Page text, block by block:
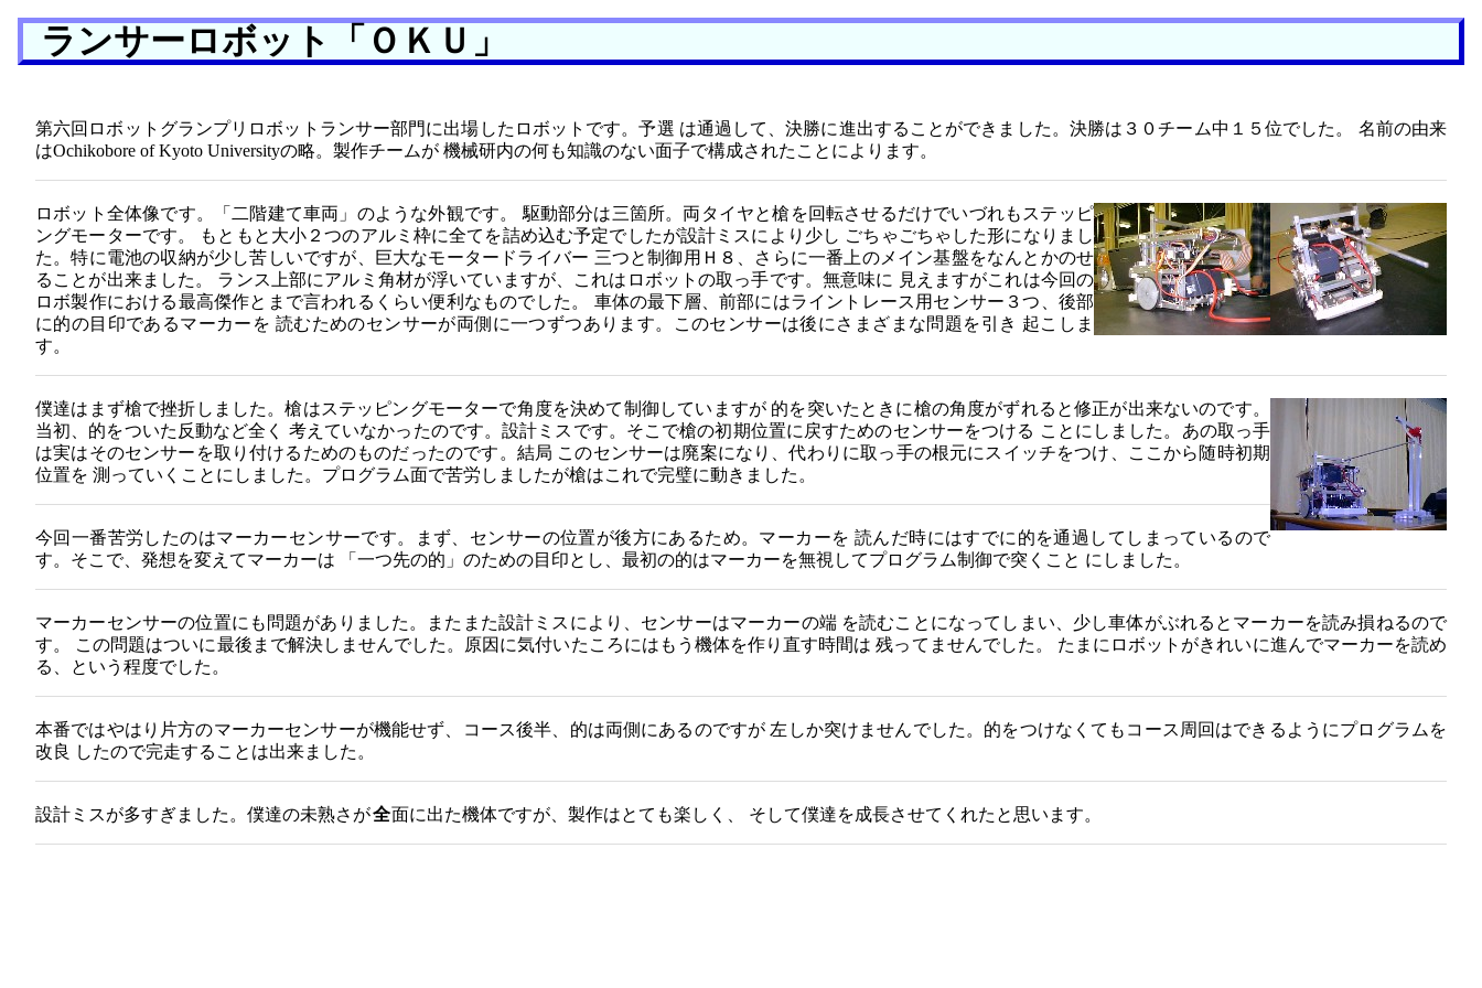
ランサーロボット「ＯＫＵ」
第六回ロボットグランプリロボットランサー部門に出場したロボットです。予選 は通過して、決勝に進出することができました。決勝は３０チーム中１５位でした。 名前の由来
はOchikobore of Kyoto Universityの略。製作チームが 機械研内の何も知識のない面子で構成されたことによります。
ロボット全体像です。「二階建て車両」のような外観です。 駆動部分は三箇所。両タイヤと槍を回転させるだけでいづれもステッピ
ングモーターです。 もともと大小２つのアルミ枠に全てを詰め込む予定でしたが設計ミスにより少し ごちゃごちゃした形になりまし
た。特に電池の収納が少し苦しいですが、巨大なモータードライバー 三つと制御用Ｈ８、さらに一番上のメイン基盤をなんとかのせ
ることが出来ました。 ランス上部にアルミ角材が浮いていますが、これはロボットの取っ手です。無意味に 見えますがこれは今回の
ロボ製作における最高傑作とまで言われるくらい便利なものでした。 車体の最下層、前部にはライントレース用センサー３つ、後部
に的の目印であるマーカーを 読むためのセンサーが両側に一つずつあります。このセンサーは後にさまざまな問題を引き 起こしま
す。
僕達はまず槍で挫折しました。槍はステッピングモーターで角度を決めて制御していますが 的を突いたときに槍の角度がずれると修正が出来ないのです。
当初、的をついた反動など全く 考えていなかったのです。設計ミスです。そこで槍の初期位置に戻すためのセンサーをつける ことにしました。あの取っ手
は実はそのセンサーを取り付けるためのものだったのです。結局 このセンサーは廃案になり、代わりに取っ手の根元にスイッチをつけ、ここから随時初期
位置を 測っていくことにしました。プログラム面で苦労しましたが槍はこれで完璧に動きました。
今回一番苦労したのはマーカーセンサーです。まず、センサーの位置が後方にあるため。マーカーを 読んだ時にはすでに的を通過してしまっているので
す。そこで、発想を変えてマーカーは 「一つ先の的」のための目印とし、最初の的はマーカーを無視してプログラム制御で突くこと にしました。
マーカーセンサーの位置にも問題がありました。またまた設計ミスにより、センサーはマーカーの端 を読むことになってしまい、少し車体がぶれるとマーカーを読み損ねるので
す。 この問題はついに最後まで解決しませんでした。原因に気付いたころにはもう機体を作り直す時間は 残ってませんでした。 たまにロボットがきれいに進んでマーカーを読め
る、という程度でした。
本番ではやはり片方のマーカーセンサーが機能せず、コース後半、的は両側にあるのですが 左しか突けませんでした。的をつけなくてもコース周回はできるようにプログラムを
改良 したので完走することは出来ました。
設計ミスが多すぎました。僕達の未熟さが全面に出た機体ですが、製作はとても楽しく、 そして僕達を成長させてくれたと思います。